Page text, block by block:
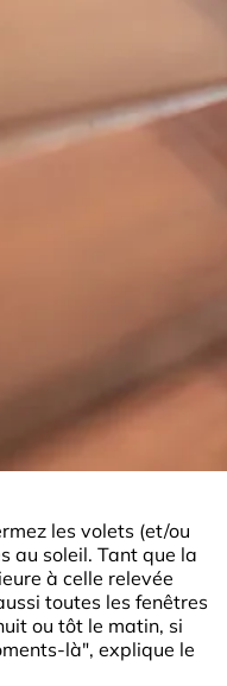
les volets (et/ou
au soleil. Tant que la
à celle relevée
toutes les fenêtres
ou tôt le matin, si
là", explique le